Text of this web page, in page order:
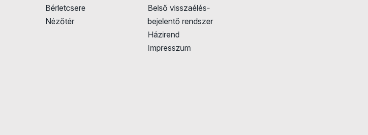
Bérletcsere
Nézőtér
Belső visszaélés-
bejelentő rendszer
Házirend
Impresszum